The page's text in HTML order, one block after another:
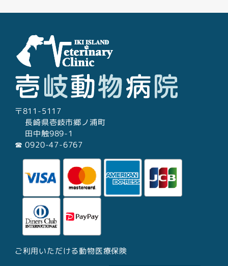
〒811-5117
長崎県壱岐市郷ノ浦町
田中触989-1
☎︎ 0920-47-6767
ご利用いただける動物医療保険